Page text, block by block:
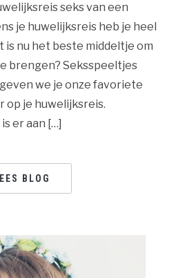
seks van een
je huwelijksreis heb je heel
is nu het beste middeltje om
brengen? Seksspeeltjes
we je onze favoriete
op je huwelijksreis.
er aan […]
BLOG